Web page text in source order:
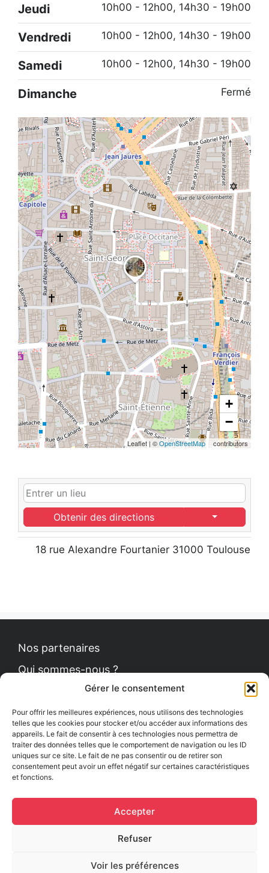
Gérer le consentement
Pour offrir les meilleures expériences, nous utilisons des technologies
telles que les cookies pour stocker et/ou accéder aux informations des
appareils. Le fait de consentir à ces technologies nous permettra de
traiter des données telles que le comportement de navigation ou les ID
uniques sur ce site. Le fait de ne pas consentir ou de retirer son
consentement peut avoir un effet négatif sur certaines caractéristiques
et fonctions.
Accepter
Refuser
Voir les préférences
Jeudi 10h00 - 12h00, 14h30 - 19h00
Vendredi 10h00 - 12h00, 14h30 - 19h00
Samedi 10h00 - 12h00, 14h30 - 19h00
Dimanche Fermé
+
−
Leaflet| ©OpenStreetMap contributors
Obtenir des directions
18 rue Alexandre Fourtanier 31000 Toulouse
Nos partenaires
Qui sommes-nous ?
Politique de cookies
Le Petit News
Comment se procurer le guide ?